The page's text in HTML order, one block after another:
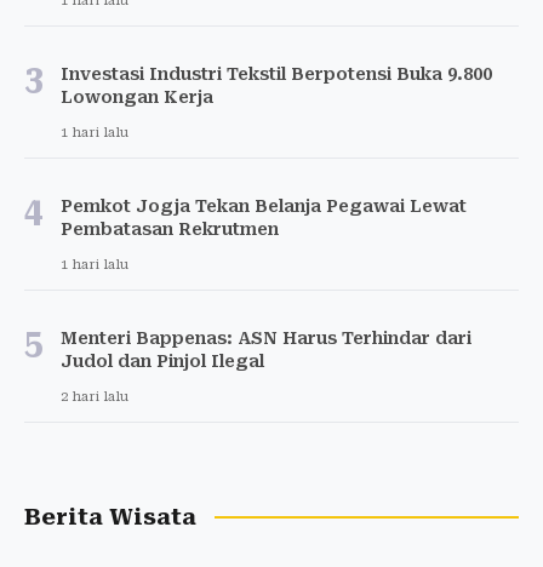
3
Investasi Industri Tekstil Berpotensi Buka 9.800
Lowongan Kerja
1 hari lalu
4
Pemkot Jogja Tekan Belanja Pegawai Lewat
Pembatasan Rekrutmen
1 hari lalu
5
Menteri Bappenas: ASN Harus Terhindar dari
Judol dan Pinjol Ilegal
2 hari lalu
Berita Wisata